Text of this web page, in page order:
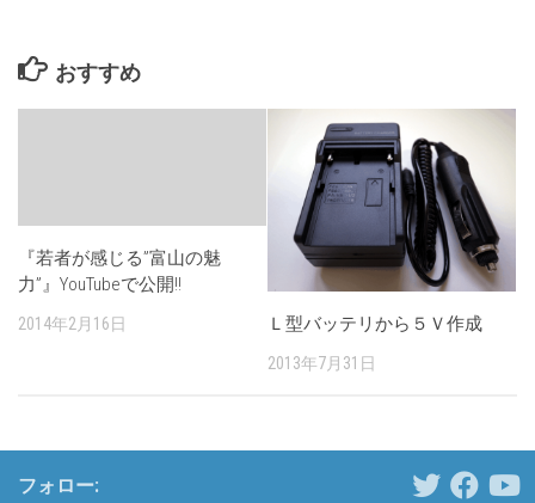
おすすめ
『若者が感じる”富山の魅
力”』YouTubeで公開!!
2014年2月16日 Ｌ型バッテリから５Ｖ作成
2013年7月31日
フォロー: